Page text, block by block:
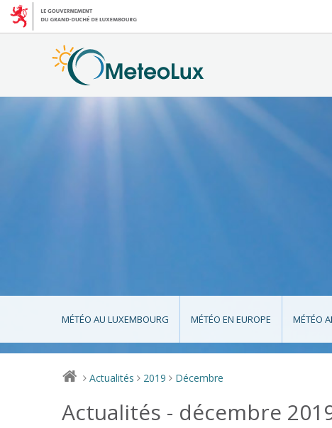
MÉTÉO AU LUXEMBOURG MÉTÉO EN EUROPE MÉTÉO
> Actualités > 2019 > Décembre
Actualités - décembre